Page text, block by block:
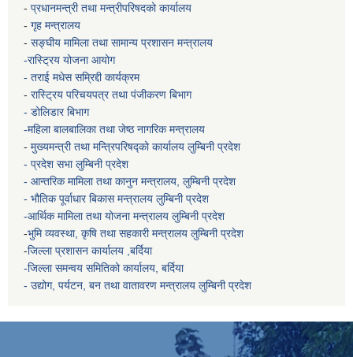
- प्रधानमन्त्री तथा मन्त्रीपरिषदको कार्यालय
- गृह मन्त्रालय
- सङ्घीय मामिला तथा सामान्य प्रशासन मन्त्रालय
-रास्ट्रिय योजना आयोग
- तराई मधेस सम्रिद्दी कार्यक्रम
- रास्ट्रिय परिचयपत्र तथा पंजीकरण बिभाग
- डोलिडार बिभाग
-महिला बालबालिका तथा जेष्ठ नागरिक मन्त्रालय
- मुख्यमन्त्री तथा मन्त्रिपरिषद्को कार्यालय लुम्बिनी प्रदेश
- प्रदेश सभा लुम्बिनी प्रदेश
- आन्तरिक मामिला तथा कानुन मन्त्रालय, लुम्बिनी प्रदेश
- भौतिक पूर्वाधार बिकास मन्त्रालय लुम्बिनी प्रदेश
-आर्थिक मामिला तथा योजना मन्त्रालय लुम्बिनी प्रदेश
-भुमि व्यवस्था, कृषि तथा सहकारी मन्त्रालय लुम्बिनी प्रदेश
-जिल्ला प्रशासन कार्यालय ,बर्दिया
-जिल्ला समन्वय समितिको कार्यालय, बर्दिया
- उद्योग, पर्यटन, बन तथा वातावरण मन्त्रालय लुम्बिनी प्रदेश